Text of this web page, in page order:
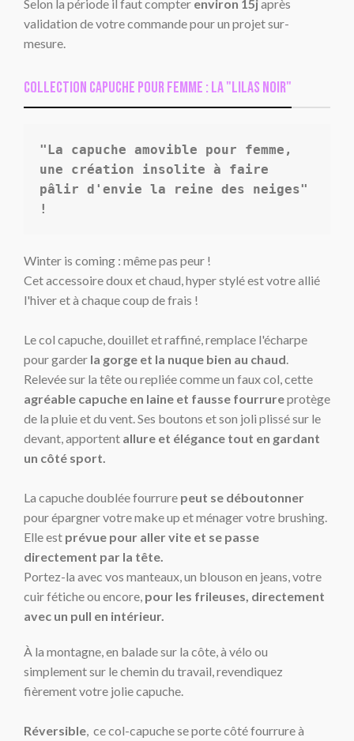
Selon la période il faut compter environ 15japrès
validation de votre commande pour un projet sur-
mesure.
COLLECTION CAPUCHE pour femme : LA "lilas noir"
"La capuche amovible pour femme,
une création insolite à faire
pâlir d'envie la reine des neiges"
!
Winter is coming : même pas peur !
Cet accessoire doux et chaud, hyper stylé est votre allié
l'hiver et à chaque coup de frais !
Le col capuche, douillet et raffiné, remplace l'écharpe
pour garder la gorge et la nuque bien au chaud.
Relevée sur la tête ou repliée comme un faux col, cette
agréable capuche en laine et fausse fourrureprotège
de la pluie et du vent. Ses boutons et son joli plissé sur le
devant, apportent allure et élégance tout en gardant
un côté sport.
La capuche doublée fourrure peut se déboutonner
pour épargner votre make up et ménager votre brushing.
Elle est prévue pour aller vite et se passe
directement par la tête.
Portez-la avec vos manteaux, un blouson en jeans, votre
cuir fétiche ou encore, pour les frileuses, directement
avec un pull en intérieur.
À la montagne, en balade sur la côte, à vélo ou
simplement sur le chemin du travail, revendiquez
fièrement votre jolie capuche.
Réversible, ce col-capuche se porte côté fourrure à